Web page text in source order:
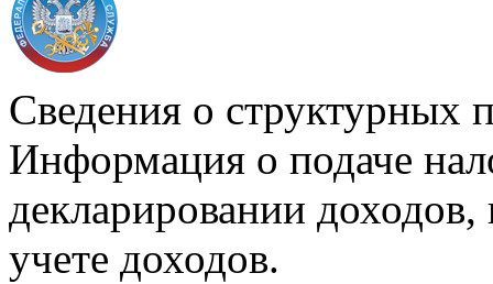
Сведения о структурных
Информация о подаче
декларировании доходов,
учете доходов.